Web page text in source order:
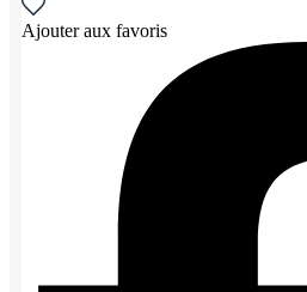
Ajouter aux favoris